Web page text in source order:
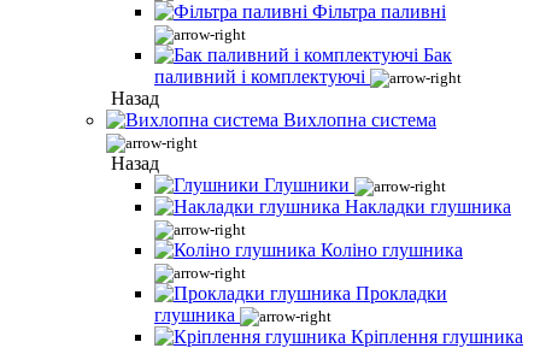
Фільтра паливні
Бак
паливний і комплектуючі
Назад
Вихлопна система
Назад
Глушники
Накладки глушника
Коліно глушника
Прокладки
глушника
Кріплення глушника